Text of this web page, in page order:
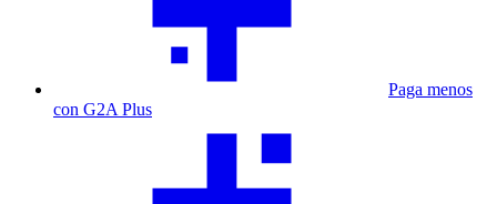
Paga menos
con G2A Plus